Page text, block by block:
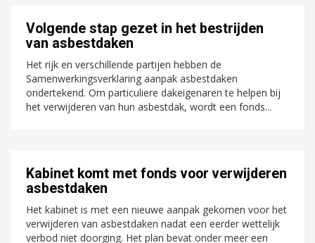
Volgende stap gezet in het bestrijden
van asbestdaken
Het rijk en verschillende partijen hebben de
Samenwerkingsverklaring aanpak asbestdaken
ondertekend. Om particuliere dakeigenaren te helpen bij
het verwijderen van hun asbestdak, wordt een fonds...
Kabinet komt met fonds voor verwijderen
asbestdaken
Het kabinet is met een nieuwe aanpak gekomen voor het
verwijderen van asbestdaken nadat een eerder wettelijk
verbod niet doorging. Het plan bevat onder meer een